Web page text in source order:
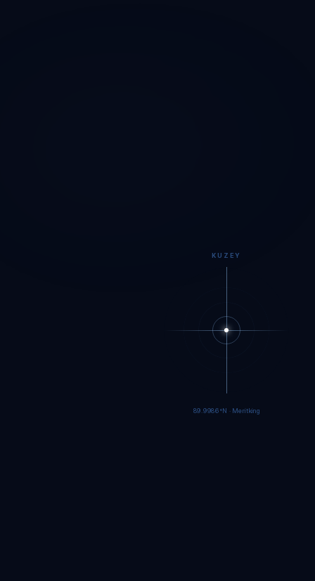
KUZEY
89.9983°N · Meritking